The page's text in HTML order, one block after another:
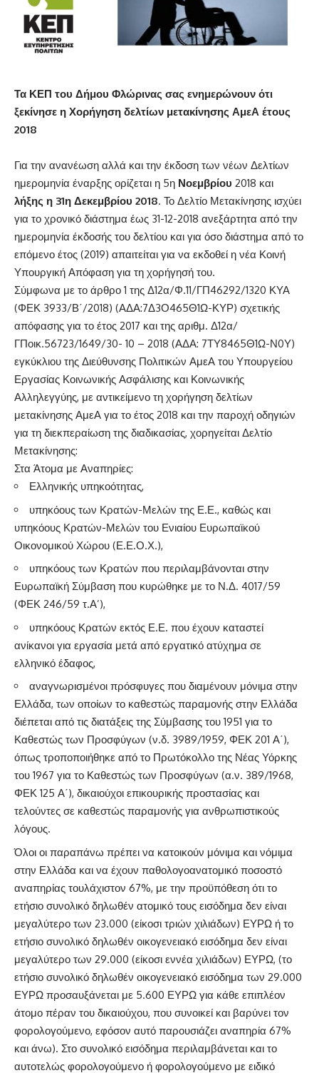
Τα ΚΕΠ του Δήμου Φλώρινας σας ενημερώνουν ότι
ξεκίνησε η Χορήγηση δελτίων μετακίνησης ΑμεΑ έτους
2018
Για την ανανέωση αλλά και την έκδοση των νέων Δελτίων
ημερομηνία έναρξης ορίζεται η 5η Νοεμβρίου 2018 και
λήξης η 31η Δεκεμβρίου 2018. Το Δελτίο Μετακίνησης ισχύει
για το χρονικό διάστημα έως 31-12-2018 ανεξάρτητα από την
ημερομηνία έκδοσής του δελτίου και για όσο διάστημα από το
επόμενο έτος (2019) απαιτείται για να εκδοθεί η νέα Κοινή
Υπουργική Απόφαση για τη χορήγησή του.
Σύμφωνα με το άρθρο 1 της Δ12α/Φ.11/ΓΠ46292/1320 ΚΥΑ
(ΦΕΚ 3933/Β΄/2018) (ΑΔΑ:7Δ3Ο465Θ1Ω-ΚΥΡ) σχετικής
απόφασης για το έτος 2017 και της αριθμ. Δ12α/
ΓΠοικ.56723/1649/30- 10 – 2018 (ΑΔΑ: 7ΤΥ8465Θ1Ω-Ν0Υ)
εγκύκλιου της Διεύθυνσης Πολιτικών ΑμεΑ του Υπουργείου
Εργασίας Κοινωνικής Ασφάλισης και Κοινωνικής
Αλληλεγγύης, με αντικείμενο τη χορήγηση δελτίων
μετακίνησης ΑμεΑ για το έτος 2018 και την παροχή οδηγιών
για τη διεκπεραίωση της διαδικασίας, χορηγείται Δελτίο
Μετακίνησης:
Στα Άτομα με Αναπηρίες:
Ελληνικής υπηκοότητας,
υπηκόους των Κρατών-Μελών της Ε.Ε., καθώς και
υπηκόους Κρατών-Μελών του Ενιαίου Ευρωπαϊκού
Οικονομικού Χώρου (Ε.Ε.Ο.Χ.),
υπηκόους των Κρατών που περιλαμβάνονται στην
Ευρωπαϊκή Σύμβαση που κυρώθηκε με το Ν.Δ. 4017/59
(ΦΕΚ 246/59 τ.Α’),
υπηκόους Κρατών εκτός Ε.Ε. που έχουν καταστεί
ανίκανοι για εργασία μετά από εργατικό ατύχημα σε
ελληνικό έδαφος,
αναγνωρισμένοι πρόσφυγες που διαμένουν μόνιμα στην
Ελλάδα, των οποίων το καθεστώς παραμονής στην Ελλάδα
διέπεται από τις διατάξεις της Σύμβασης του 1951 για το
Καθεστώς των Προσφύγων (ν.δ. 3989/1959, ΦΕΚ 201 Α΄),
όπως τροποποιήθηκε από το Πρωτόκολλο της Νέας Υόρκης
του 1967 για το Καθεστώς των Προσφύγων (α.ν. 389/1968,
ΦΕΚ 125 Α΄), δικαιούχοι επικουρικής προστασίας και
τελούντες σε καθεστώς παραμονής για ανθρωπιστικούς
λόγους.
Όλοι οι παραπάνω πρέπει να κατοικούν μόνιμα και νόμιμα
στην Ελλάδα και να έχουν παθολογοανατομικό ποσοστό
αναπηρίας τουλάχιστον 67%, με την προϋπόθεση ότι το
ετήσιο συνολικό δηλωθέν ατομικό τους εισόδημα δεν είναι
μεγαλύτερο των 23.000 (είκοσι τριών χιλιάδων) ΕΥΡΩ ή το
ετήσιο συνολικό δηλωθέν οικογενειακό εισόδημα δεν είναι
μεγαλύτερο των 29.000 (είκοσι εννέα χιλιάδων) ΕΥΡΩ, (το
ετήσιο συνολικό δηλωθέν οικογενειακό εισόδημα των 29.000
ΕΥΡΩ προσαυξάνεται με 5.600 ΕΥΡΩ για κάθε επιπλέον
άτομο πέραν του δικαιούχου, που συνοικεί και βαρύνει τον
φορολογούμενο, εφόσον αυτό παρουσιάζει αναπηρία 67%
και άνω). Στο συνολικό εισόδημα περιλαμβάνεται και το
αυτοτελώς φορολογούμενο ή φορολογούμενο με ειδικό